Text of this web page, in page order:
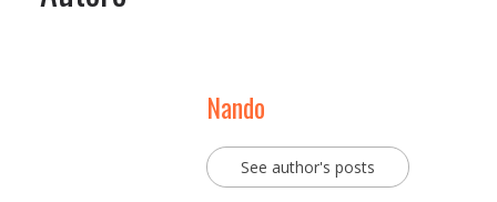
Nando
See author's posts